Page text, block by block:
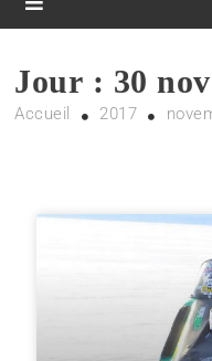
Jour : 30
Accueil 2017